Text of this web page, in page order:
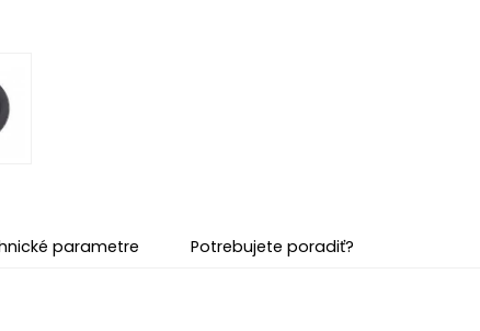
parametre Potrebujete poradiť?